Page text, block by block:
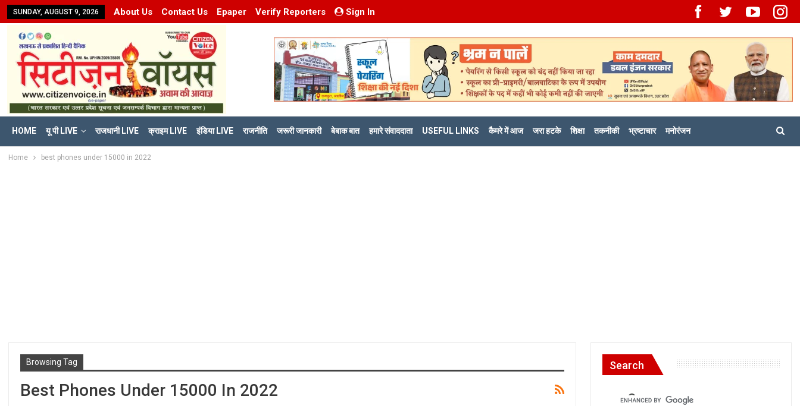
SUNDAY, AUGUST 9, 2026 About Us Contact Us Epaper Verify Reporters Sign In
HOME यू पी LIVE राजधानी LIVE क्राइम LIVE इंडिया LIVE राजनीति जरूरी जानकारी बेबाक बात हमारे संवाददाता USEFUL LINKS कैमरे में आज जरा हटके शिक्षा तकनीकी भ्रष्टाचार मनोरंजन
Home best phones under 15000 in 2022
Browsing Tag
Best Phones Under 15000 In 2022
Search